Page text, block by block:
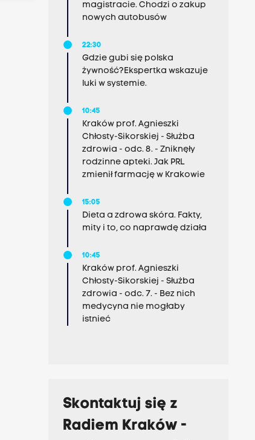
magistracie. Chodzi o zakup
nowych autobusów
22:30
Gdzie gubi się polska
żywność?Ekspertka wskazuje
luki w systemie.
10:45
Kraków prof. Agnieszki
Chłosty-Sikorskiej - Służba
zdrowia - odc. 8. - Zniknęły
rodzinne apteki. Jak PRL
zmienił farmację w Krakowie
15:05
Dieta a zdrowa skóra. Fakty,
mity i to, co naprawdę działa
10:45
Kraków prof. Agnieszki
Chłosty-Sikorskiej - Służba
zdrowia - odc. 7. - Bez nich
medycyna nie mogłaby
istnieć
Skontaktuj się z
Radiem Kraków -